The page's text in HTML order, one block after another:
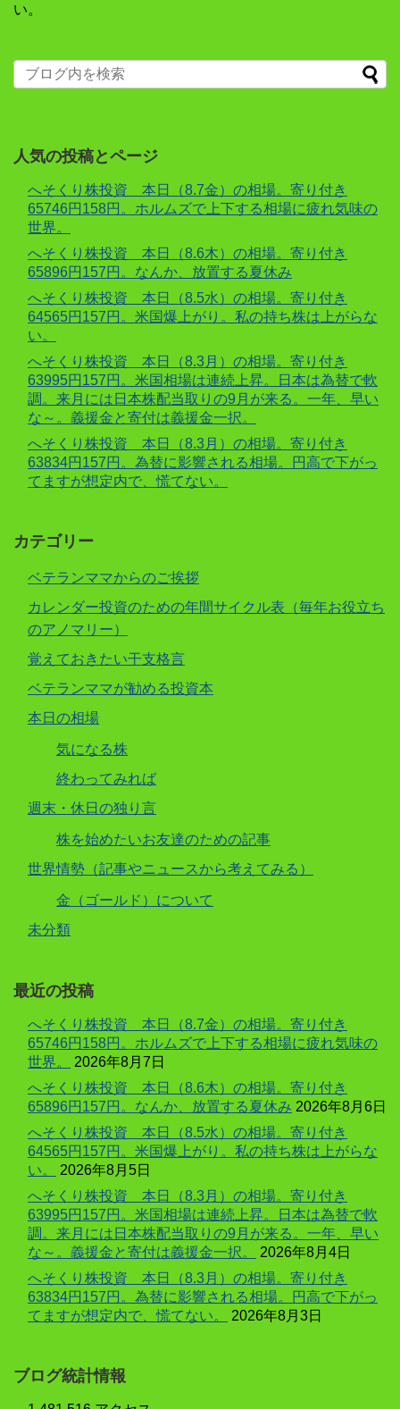
い。
人気の投稿とページ
へそくり株投資 本日（8.7金）の相場。寄り付き
65746円158円。ホルムズで上下する相場に疲れ気味の
世界。
へそくり株投資 本日（8.6木）の相場。寄り付き
65896円157円。なんか、放置する夏休み
へそくり株投資 本日（8.5水）の相場。寄り付き
64565円157円。米国爆上がり。私の持ち株は上がらな
い。
へそくり株投資 本日（8.3月）の相場。寄り付き
63995円157円。米国相場は連続上昇。日本は為替で軟
調。来月には日本株配当取りの9月が来る。一年、早い
な～。義援金と寄付は義援金一択。
へそくり株投資 本日（8.3月）の相場。寄り付き
63834円157円。為替に影響される相場。円高で下がっ
てますが想定内で、慌てない。
カテゴリー
ベテランママからのご挨拶
カレンダー投資のための年間サイクル表（毎年お役立ち
のアノマリー）
覚えておきたい干支格言
ベテランママが勧める投資本
本日の相場
気になる株
終わってみれば
週末・休日の独り言
株を始めたいお友達のための記事
世界情勢（記事やニュースから考えてみる）
金（ゴールド）について
未分類
最近の投稿
へそくり株投資 本日（8.7金）の相場。寄り付き
65746円158円。ホルムズで上下する相場に疲れ気味の
世界。
2026年8月7日
へそくり株投資 本日（8.6木）の相場。寄り付き
65896円157円。なんか、放置する夏休み 2026年8月6日
へそくり株投資 本日（8.5水）の相場。寄り付き
64565円157円。米国爆上がり。私の持ち株は上がらな
い。
2026年8月5日
へそくり株投資 本日（8.3月）の相場。寄り付き
63995円157円。米国相場は連続上昇。日本は為替で軟
調。来月には日本株配当取りの9月が来る。一年、早い
な～。義援金と寄付は義援金一択。
2026年8月4日
へそくり株投資 本日（8.3月）の相場。寄り付き
63834円157円。為替に影響される相場。円高で下がっ
てますが想定内で、慌てない。
2026年8月3日
ブログ統計情報